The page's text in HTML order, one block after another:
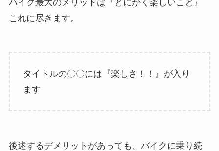
バイク最大のメリットは『とにかく楽しいこと』
これに尽きます。
タイトルの〇〇には『楽しさ！！』が入り
ます
後述するデメリットがあっても、バイクに乗り続